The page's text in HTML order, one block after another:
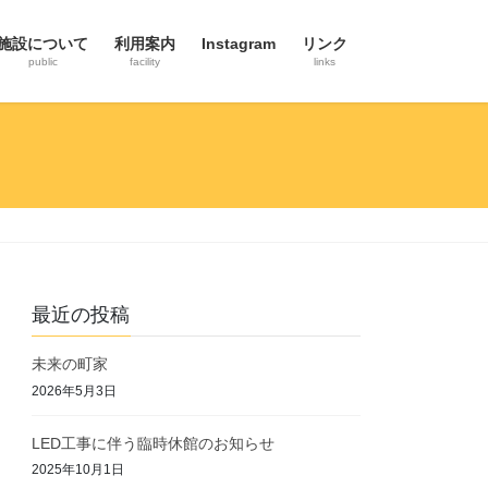
設について
public
利用案内
facility
Instagram リンク
links
最近の投稿
未来の町家
2026年5月3日
LED工事に伴う臨時休館のお知らせ
2025年10月1日